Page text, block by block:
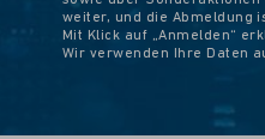
weiter, und die Abmeldung
Mit Klick auf „Anmelden“
Wir verwenden Ihre Daten